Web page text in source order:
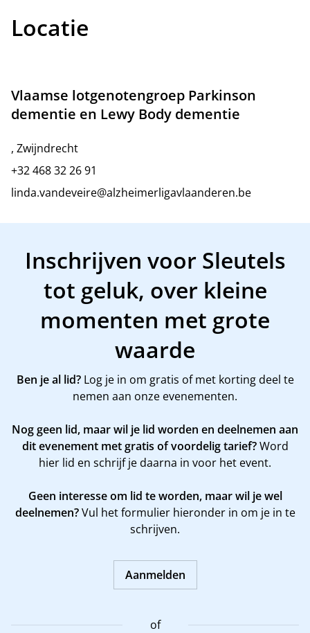
Locatie
Vlaamse lotgenotengroep Parkinson
dementie en Lewy Body dementie
, Zwijndrecht
+32 468 32 26 91
linda.vandeveire@alzheimerligavlaanderen.be
Inschrijven voor Sleutels
tot geluk, over kleine
momenten met grote
waarde
Ben je al lid?Log je in om gratis of met korting deel te
nemen aan onze evenementen.
Nog geen lid, maar wil je lid worden en deelnemen aan
dit evenement met gratis of voordelig tarief?Word
hier lid en schrijf je daarna in voor het event.
Geen interesse om lid te worden, maar wil je wel
deelnemen?Vul het formulier hieronder in om je in te
schrijven.
Aanmelden
of